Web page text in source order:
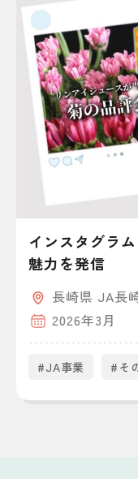
インスタグラ
魅力を発信
長崎県 JA長
2026年3月
#JA事業 #そ